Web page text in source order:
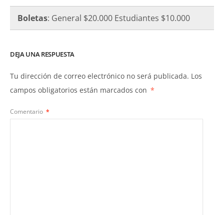
Boletas: General $20.000 Estudiantes $10.000
DEJA UNA RESPUESTA
Tu dirección de correo electrónico no será publicada. Los
campos obligatorios están marcados con *
Comentario *